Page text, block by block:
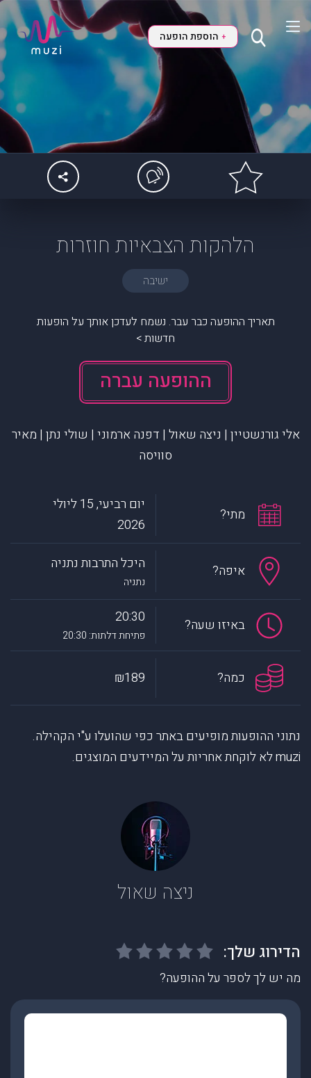
+ הוספת הופעה
הלהקות הצבאיות חוזרות
ישיבה
תאריך ההופעה כבר עבר. נשמח לעדכן אותך על הופעות
חדשות >
ההופעה עברה
אלי גורנשטיין | ניצה שאול | דפנה ארמוני | שולי נתן | מאיר
סוויסה
מתי?
יום רביעי, 15 ליולי
2026
איפה? היכל התרבות נתניה
נתניה
באיזו שעה? 20:30
פתיחת דלתות: 20:30
כמה? ₪189
נתוני ההופעות מופיעים באתר כפי שהועלו ע"י הקהילה.
muzi לא לוקחת אחריות על המיידעים המוצגים.
ניצה שאול
מה יש לך לספר על ההופעה?